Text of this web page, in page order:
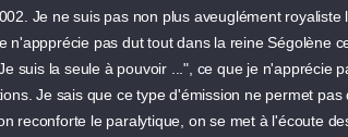
Je ne suis pas non plus aveuglément
n'appprécie pas dut tout dans la reine Ségolène
suis la seule à pouvoir ...", ce que je n'apprécie
Je sais que ce type d'émission ne permet
reconforte le paralytique, on se met à l'écoute